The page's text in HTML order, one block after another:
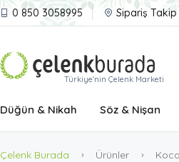
0 850 3058995 Sipariş Takip
Türkiye'nin Çelenk Marketi
Düğün & Nikah Söz & Nişan
Çelenk Burada Ürünler